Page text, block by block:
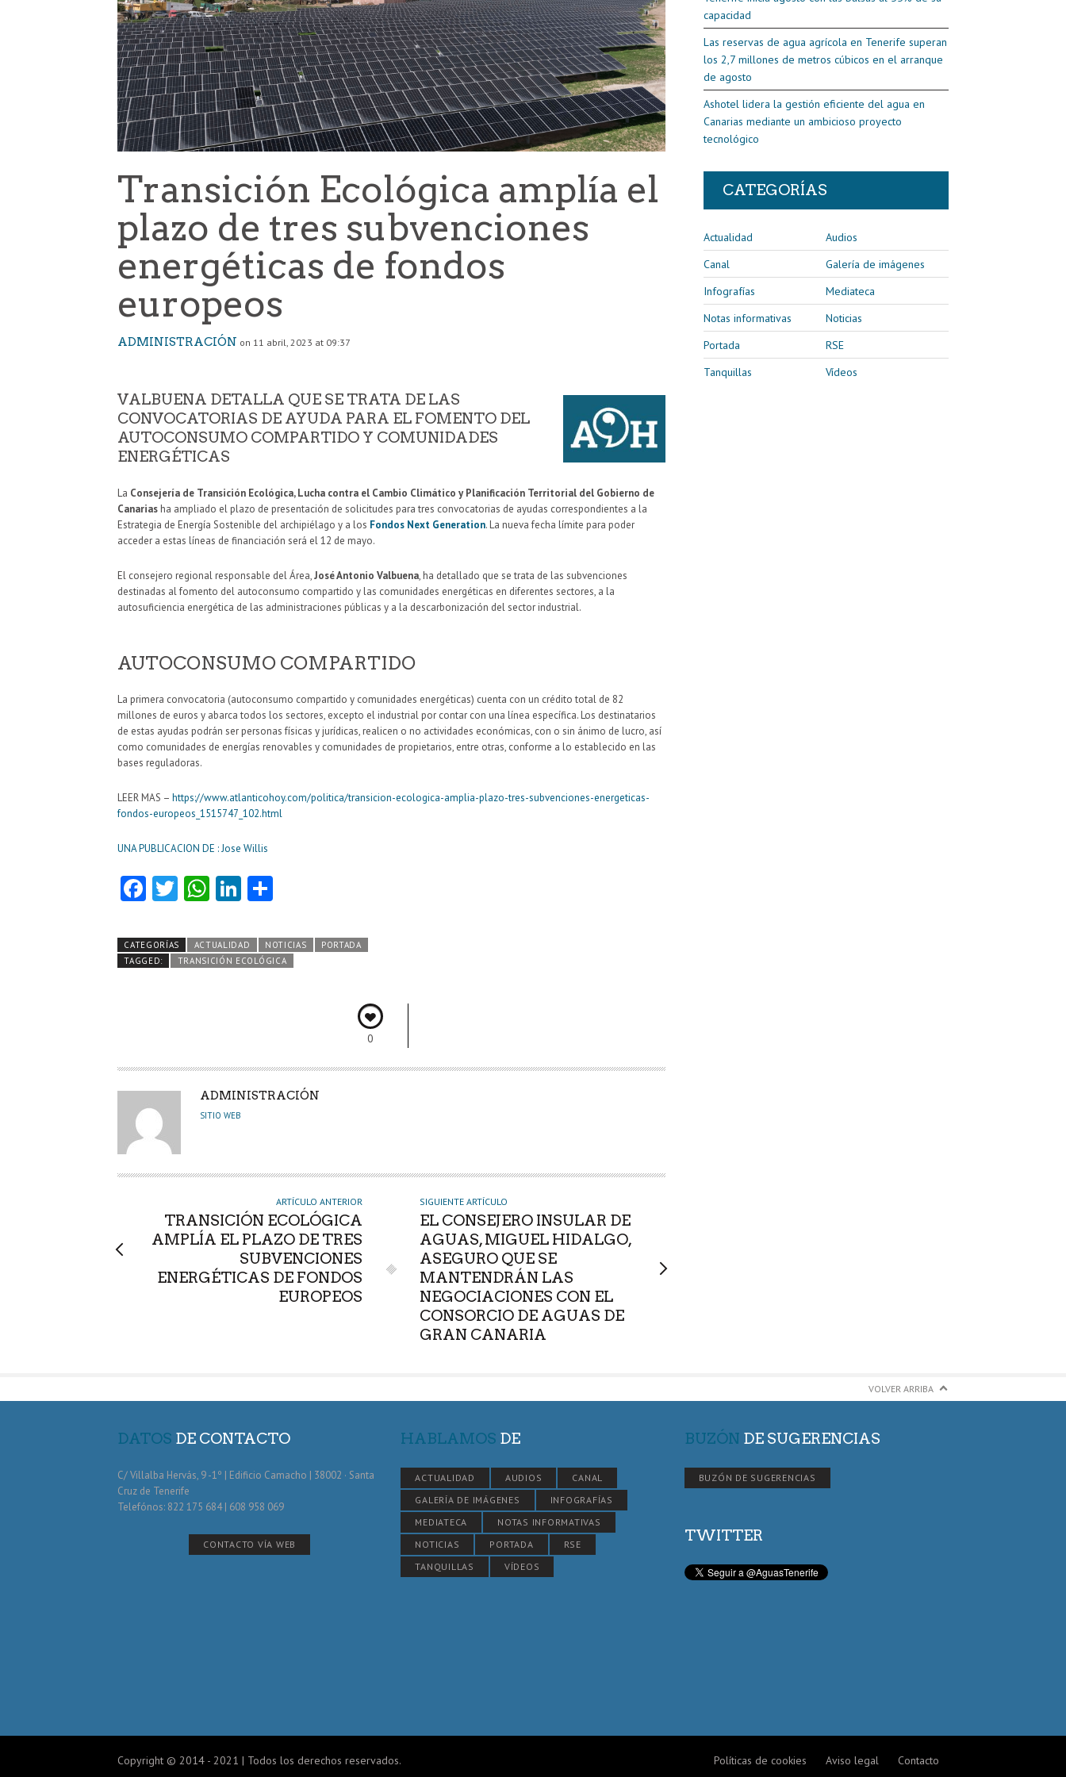
Transición Ecológica amplía el
plazo de tres subvenciones
energéticas de fondos
europeos
ADMINISTRACIÓN on 11 abril, 2023 at 09:37
VALBUENA DETALLA QUE SE TRATA DE LAS
CONVOCATORIAS DE AYUDA PARA EL FOMENTO DEL
AUTOCONSUMO COMPARTIDO Y COMUNIDADES
ENERGÉTICAS
La Consejería de Transición Ecológica, Lucha contra el Cambio Climático y Planificación Territorial del Gobierno de
Canarias ha ampliado el plazo de presentación de solicitudes para tres convocatorias de ayudas correspondientes a la
Estrategia de Energía Sostenible del archipiélago y a los Fondos Next Generation. La nueva fecha límite para poder
acceder a estas líneas de financiación será el 12 de mayo.
El consejero regional responsable del Área,José Antonio Valbuena, ha detallado que se trata de las subvenciones
destinadas al fomento del autoconsumo compartido y las comunidades energéticas en diferentes sectores, a la
autosuficiencia energética de las administraciones públicas y a la descarbonización del sector industrial.
AUTOCONSUMO COMPARTIDO
La primera convocatoria (autoconsumo compartido y comunidades energéticas) cuenta con un crédito total de 82
millones de euros y abarca todos los sectores, excepto el industrial por contar con una línea específica. Los destinatarios
de estas ayudas podrán ser personas físicas y jurídicas, realicen o no actividades económicas, con o sin ánimo de lucro, así
como comunidades de energías renovables y comunidades de propietarios, entre otras, conforme a lo establecido en las
bases reguladoras.
LEER MAS – https://www.atlanticohoy.com/politica/transicion-ecologica-amplia-plazo-tres-subvenciones-energeticas-
fondos-europeos_1515747_102.html
UNA PUBLICACION DE : Jose Willis
Fa
b
o
T
itt
er
W
ts
A
Li
e
dI
m
pa
CATEGORÍAS ACTUALIDAD NOTICIAS
PORTADA
TAGGED:
TRANSICIÓN ECOLÓGICA
0
A
U
R
ADMINISTRACIÓN
SITIO WEB
ARTÍCULO ANTERIOR
TRANSICIÓN ECOLÓGICA
AMPLÍA EL PLAZO DE TRES
SUBVENCIONES
ENERGÉTICAS DE FONDOS
EUROPEOS
SIGUIENTE ARTÍCULO
EL CONSEJERO INSULAR DE
AGUAS, MIGUEL HIDALGO,
ASEGURO QUE SE
MANTENDRÁN LAS
NEGOCIACIONES CON EL
CONSORCIO DE AGUAS DE
GRAN CANARIA
capacidad
Las reservas de agua agrícola en Tenerife superan
los 2,7 millones de metros cúbicos en el arranque
de agosto
Ashotel lidera la gestión eficiente del agua en
Canarias mediante un ambicioso proyecto
tecnológico
CATEGORÍAS
Actualidad
Audios
Canal
Galería de imágenes
Infografías
Mediateca
Notas informativas
Noticias
Portada
RSE
Tanquillas
Vídeos
VOLVER ARRIBA
DATOS DE CONTACTO
C/ Villalba Hervás, 9 -1º | Edificio Camacho | 38002 · Santa
Cruz de Tenerife
Telefónos: 822 175 684 | 608 958 069
CONTACTO VÍA WEB
HABLAMOS DE
ACTUALIDAD AUDIOS
CANAL
GALERÍA DE IMÁGENES
INFOGRAFÍAS
MEDIATECA
NOTAS INFORMATIVAS
NOTICIAS
PORTADA
RSE
TANQUILLAS
VÍDEOS
BUZÓN DE SUGERENCIAS
BUZÓN DE SUGERENCIAS
TWITTER
Copyright © 2014 - 2021 | Todos los derechos reservados. Políticas de cookies Aviso legal Contacto